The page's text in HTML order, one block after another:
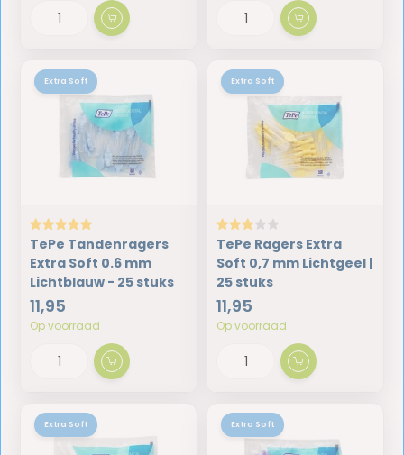
Extra Soft
TePe Tandenragers
Extra Soft 0.6 mm
Lichtblauw - 25 stuks
11,95
Op voorraad
Extra Soft
TePe Ragers Extra
Soft 0,7 mm Lichtgeel |
25 stuks
11,95
Op voorraad
Extra Soft Extra Soft